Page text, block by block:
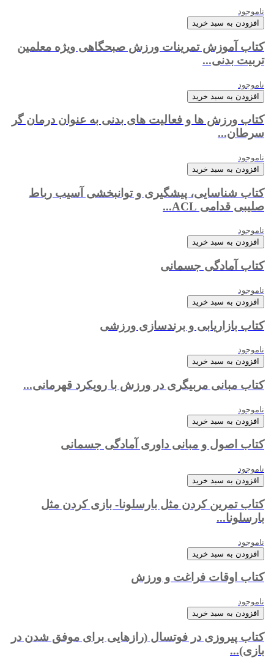
ناموجود
افزودن به سبد خرید
کتاب آموزش تمرینات ورزش صبحگاهی ویژه معلمین
تربیت بدنی...
ناموجود
افزودن به سبد خرید
کتاب ورزش ها و فعالیت های بدنی به عنوان درمان گر
سرطان...
ناموجود
افزودن به سبد خرید
کتاب شناسایی، پیشگیری و توانبخشی آسیب رباط
صلیبی قدامی ACL...
ناموجود
افزودن به سبد خرید
کتاب آمادگی جسمانی
ناموجود
افزودن به سبد خرید
کتاب بازاریابی و برندسازی ورزشی
ناموجود
افزودن به سبد خرید
کتاب مبانی مربیگری در ورزش با رویکرد قهرمانی...
ناموجود
افزودن به سبد خرید
کتاب اصول و مبانی داوری آمادگی جسمانی
ناموجود
افزودن به سبد خرید
کتاب تمرین کردن مثل بارسلونا- بازی کردن مثل
بارسلونا...
ناموجود
افزودن به سبد خرید
کتاب اوقات فراغت و ورزش
ناموجود
افزودن به سبد خرید
کتاب پیروزی در فوتسال (رازهایی برای موفق شدن در
بازی)...